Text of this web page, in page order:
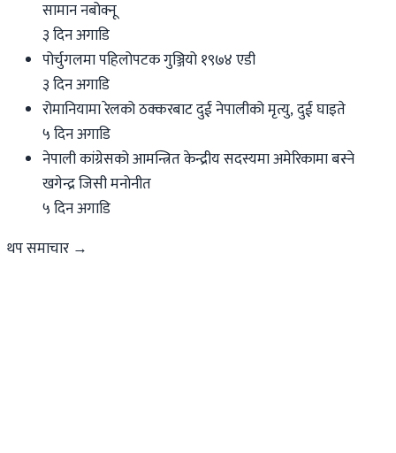
सामान नबोक्नू
३ दिन अगाडि
पोर्चुगलमा पहिलोपटक गुञ्जियो १९७४ एडी
३ दिन अगाडि
रोमानियामा रेलको ठक्करबाट दुई नेपालीको मृत्यु, दुई घाइते
५ दिन अगाडि
नेपाली कांग्रेसको आमन्त्रित केन्द्रीय सदस्यमा अमेरिकामा बस्ने
खगेन्द्र जिसी मनोनीत
५ दिन अगाडि
थप समाचार →